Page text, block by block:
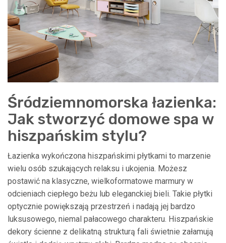
Śródziemnomorska łazienka:
Jak stworzyć domowe spa w
hiszpańskim stylu?
Łazienka wykończona hiszpańskimi płytkami to marzenie
wielu osób szukających relaksu i ukojenia. Możesz
postawić na klasyczne, wielkoformatowe marmury w
odcieniach ciepłego beżu lub eleganckiej bieli. Takie płytki
optycznie powiększają przestrzeń i nadają jej bardzo
luksusowego, niemal pałacowego charakteru. Hiszpańskie
dekory ścienne z delikatną strukturą fali świetnie załamują